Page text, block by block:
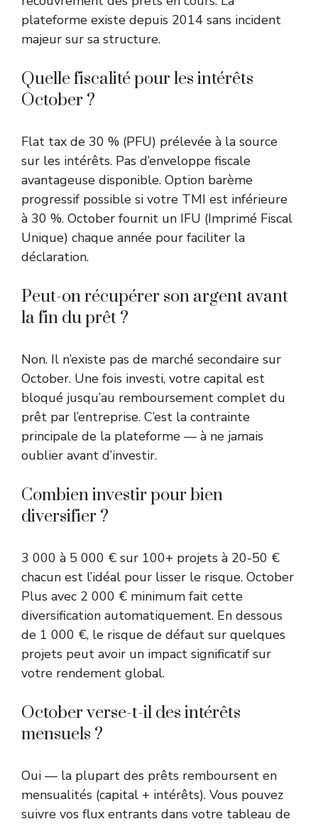
plateforme existe depuis 2014 sans incident
majeur sur sa structure.
Quelle fiscalité pour les intérêts
October ?
Flat tax de 30 % (PFU) prélevée à la source
sur les intérêts. Pas d’enveloppe fiscale
avantageuse disponible. Option barème
progressif possible si votre TMI est inférieure
à 30 %. October fournit un IFU (Imprimé Fiscal
Unique) chaque année pour faciliter la
déclaration.
Peut-on récupérer son argent avant
la fin du prêt ?
Non. Il n’existe pas de marché secondaire sur
October. Une fois investi, votre capital est
bloqué jusqu’au remboursement complet du
prêt par l’entreprise. C’est la contrainte
principale de la plateforme — à ne jamais
oublier avant d’investir.
Combien investir pour bien
diversifier ?
3 000 à 5 000 € sur 100+ projets à 20-50 €
chacun est l’idéal pour lisser le risque. October
Plus avec 2 000 € minimum fait cette
diversification automatiquement. En dessous
de 1 000 €, le risque de défaut sur quelques
projets peut avoir un impact significatif sur
votre rendement global.
October verse-t-il des intérêts
mensuels ?
Oui — la plupart des prêts remboursent en
mensualités (capital + intérêts). Vous pouvez
suivre vos flux entrants dans votre tableau de